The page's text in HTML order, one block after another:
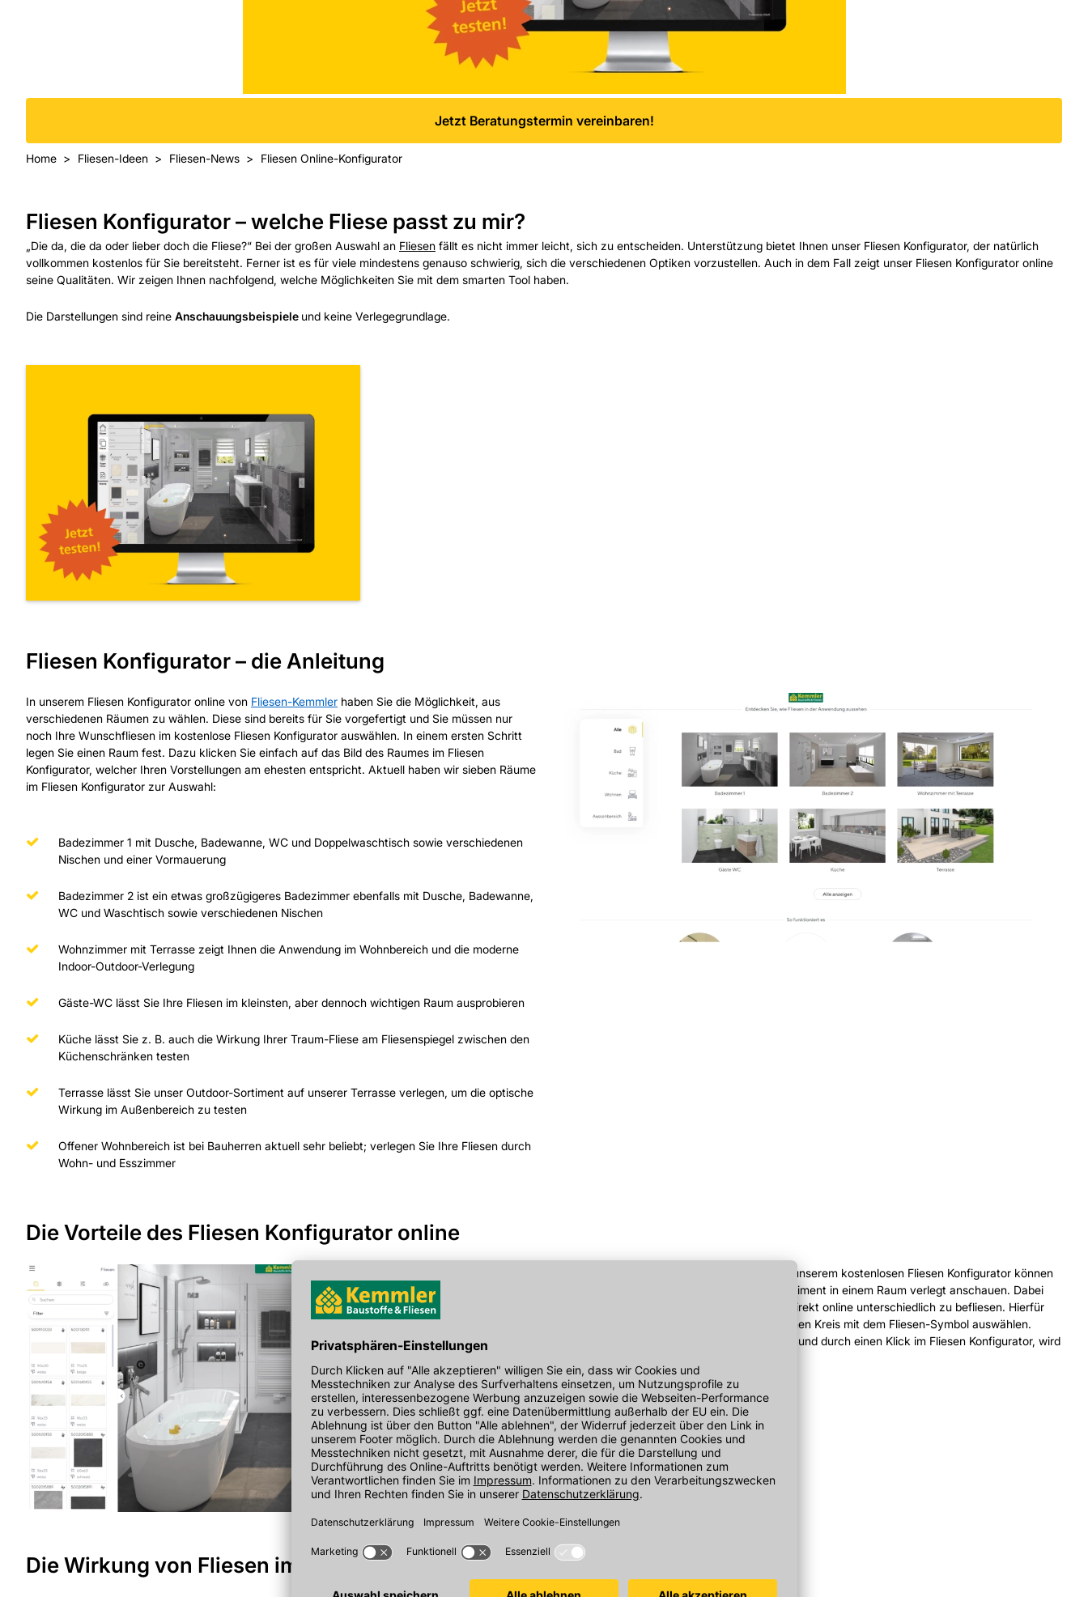
Jetzt Beratungstermin vereinbaren!
Home Fliesen-Ideen Fliesen-News Fliesen Online-Konfigurator
Fliesen Konfigurator – welche Fliese passt zu mir?
„Die da, die da oder lieber doch die Fliese?“ Bei der großen Auswahl an Fliesen fällt es nicht immer leicht, sich zu entscheiden. Unterstützung bietet Ihnen unser Fliesen Konfigurator, der natürlich
vollkommen kostenlos für Sie bereitsteht. Ferner ist es für viele mindestens genauso schwierig, sich die verschiedenen Optiken vorzustellen. Auch in dem Fall zeigt unser Fliesen Konfigurator online
seine Qualitäten. Wir zeigen Ihnen nachfolgend, welche Möglichkeiten Sie mit dem smarten Tool haben.
Die Darstellungen sind reine Anschauungsbeispiele und keine Verlegegrundlage.
Fliesen Konfigurator – die Anleitung
In unserem Fliesen Konfigurator online von Fliesen-Kemmler haben Sie die Möglichkeit, aus
verschiedenen Räumen zu wählen. Diese sind bereits für Sie vorgefertigt und Sie müssen nur
noch Ihre Wunschfliesen im kostenlose Fliesen Konfigurator auswählen. In einem ersten Schritt
legen Sie einen Raum fest. Dazu klicken Sie einfach auf das Bild des Raumes im Fliesen
Konfigurator, welcher Ihren Vorstellungen am ehesten entspricht. Aktuell haben wir sieben Räume
im Fliesen Konfigurator zur Auswahl:
Badezimmer 1 mit Dusche, Badewanne, WC und Doppelwaschtisch sowie verschiedenen
Nischen und einer Vormauerung
Badezimmer 2 ist ein etwas großzügigeres Badezimmer ebenfalls mit Dusche, Badewanne,
WC und Waschtisch sowie verschiedenen Nischen
Wohnzimmer mit Terrasse zeigt Ihnen die Anwendung im Wohnbereich und die moderne
Indoor-Outdoor-Verlegung
Gäste-WC lässt Sie Ihre Fliesen im kleinsten, aber dennoch wichtigen Raum ausprobieren
Küche lässt Sie z. B. auch die Wirkung Ihrer Traum-Fliese am Fliesenspiegel zwischen den
Küchenschränken testen
Terrasse lässt Sie unser Outdoor-Sortiment auf unserer Terrasse verlegen, um die optische
Wirkung im Außenbereich zu testen
Offener Wohnbereich ist bei Bauherren aktuell sehr beliebt; verlegen Sie Ihre Fliesen durch
Wohn- und Esszimmer
Die Vorteile des Fliesen Konfigurator online
Egal ob Holz-, Beton- oder Natursteinoptik, in unserem kostenlosen Fliesen Konfigurator können
Sie sich ausgewählte Fliesen aus unserem Sortiment in einem Raum verlegt anschauen. Dabei
haben Sie die Möglichkeit, einzelne Bereiche direkt online unterschiedlich zu befliesen. Hierfür
einfach die gewünschte Fläche durch den kleinen Kreis mit dem Fliesen-Symbol auswählen.
Danach können Sie sich Ihre Fliese aussuchen und durch einen Klick im Fliesen Konfigurator, wird
Die Wirkung von Fliesen im Fliesen Konfigurator erleben